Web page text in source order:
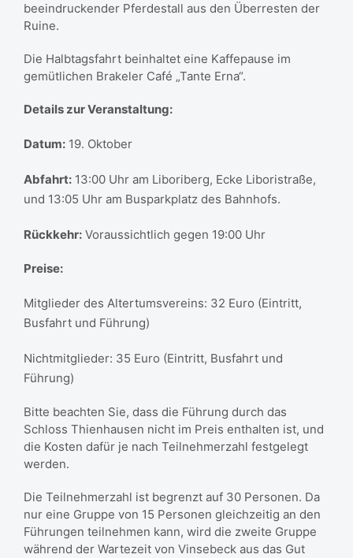
beeindruckender Pferdestall aus den Überresten der
Ruine.
Die Halbtagsfahrt beinhaltet eine Kaffepause im
gemütlichen Brakeler Café „Tante Erna“.
Details zur Veranstaltung:
Datum: 19. Oktober
Abfahrt: 13:00 Uhr am Liboriberg, Ecke Liboristraße,
und 13:05 Uhr am Busparkplatz des Bahnhofs.
Rückkehr: Voraussichtlich gegen 19:00 Uhr
Preise:
Mitglieder des Altertumsvereins: 32 Euro (Eintritt,
Busfahrt und Führung)
Nichtmitglieder: 35 Euro (Eintritt, Busfahrt und
Führung)
Bitte beachten Sie, dass die Führung durch das
Schloss Thienhausen nicht im Preis enthalten ist, und
die Kosten dafür je nach Teilnehmerzahl festgelegt
werden.
Die Teilnehmerzahl ist begrenzt auf 30 Personen. Da
nur eine Gruppe von 15 Personen gleichzeitig an den
Führungen teilnehmen kann, wird die zweite Gruppe
während der Wartezeit von Vinsebeck aus das Gut